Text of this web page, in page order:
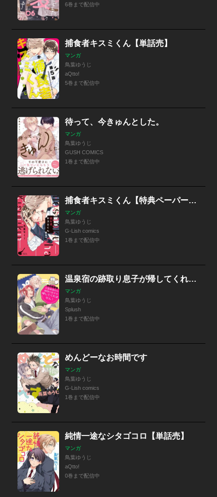
6巻まで配信中
捕食者キスミくん【単話売】
マンガ
鳥葉ゆうじ
aQtto!
5巻まで配信中
待って、今きゅんとした。
マンガ
鳥葉ゆうじ
GUSH COMICS
1巻まで配信中
捕食者キスミくん【特典ペーパー／電子書籍限定イラスト付】
マンガ
鳥葉ゆうじ
G-Lish comics
1巻まで配信中
温泉宿の跡取り息子が帰してくれません！
マンガ
鳥葉ゆうじ
Splush
1巻まで配信中
めんどーなお時間です
マンガ
鳥葉ゆうじ
G-Lish comics
1巻まで配信中
純情一途なシタゴコロ【単話売】
マンガ
鳥葉ゆうじ
aQtto!
0巻まで配信中